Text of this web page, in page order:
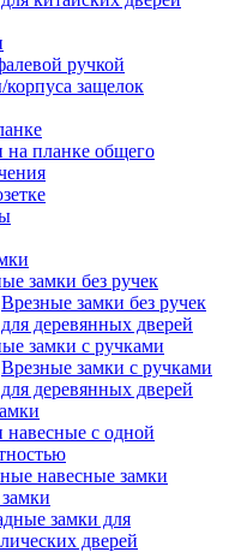
ручкой
защелок
на планке общего
замки без ручек
Врезные замки без ручек
для деревянных дверей
замки с ручками
Врезные замки с ручками
для деревянных дверей
навесные с одной
навесные замки
замки для
дверей